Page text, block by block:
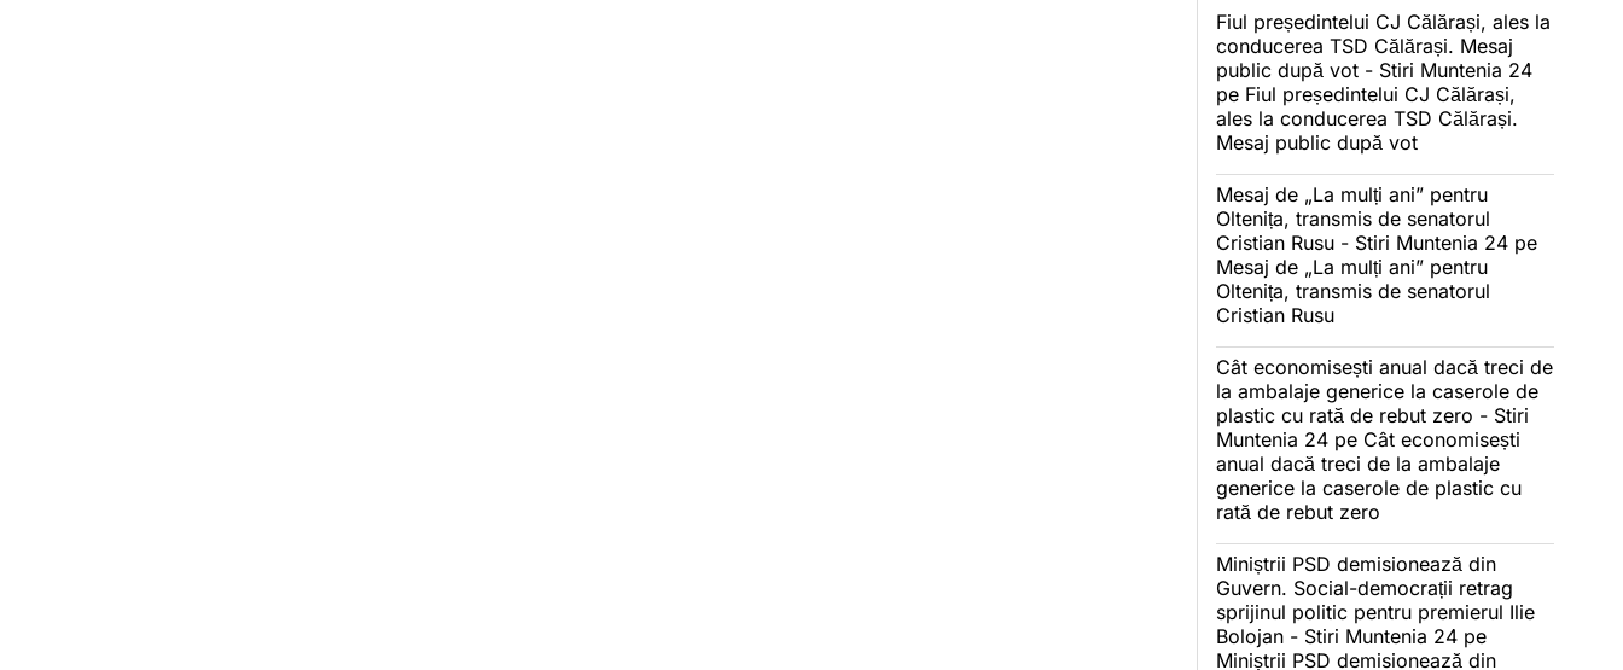
Fiul președintelui CJ Călărași, ales la
conducerea TSD Călărași. Mesaj
public după vot - Stiri Muntenia 24
pe Fiul președintelui CJ Călărași,
ales la conducerea TSD Călărași.
Mesaj public după vot
Mesaj de „La mulți ani” pentru
Oltenița, transmis de senatorul
Cristian Rusu - Stiri Muntenia 24 pe
Mesaj de „La mulți ani” pentru
Oltenița, transmis de senatorul
Cristian Rusu
Cât economisești anual dacă treci de
la ambalaje generice la caserole de
plastic cu rată de rebut zero - Stiri
Muntenia 24 pe Cât economisești
anual dacă treci de la ambalaje
generice la caserole de plastic cu
rată de rebut zero
Miniștrii PSD demisionează din
Guvern. Social-democrații retrag
sprijinul politic pentru premierul Ilie
Bolojan - Stiri Muntenia 24 pe
Miniștrii PSD demisionează din